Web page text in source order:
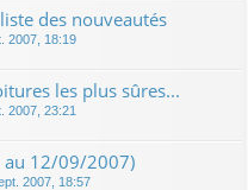
des nouveautés
2007, 18:19
les plus sûres...
2007, 23:21
au 12/09/2007)
2007, 18:57